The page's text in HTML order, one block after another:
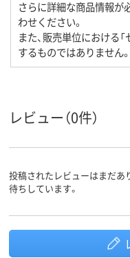
さらに詳細な商品情報が
わせください。
また、販売単位における
するものではありません
レビュー（0件）
投稿されたレビューはまだあ
待ちしています。